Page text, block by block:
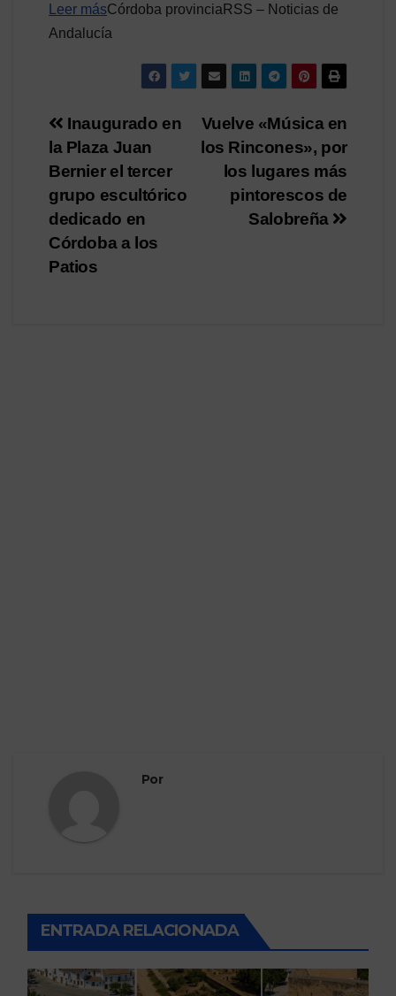
Leer másCórdoba provinciaRSS – Noticias de
Andalucía
Navegación
de
entradas
Vuelve «Música en
los Rincones», por
los lugares más
pintorescos de
Salobreña
Inaugurado en
la Plaza Juan
Bernier el tercer
grupo escultórico
dedicado en
Córdoba a los
Patios
Por
ENTRADA RELACIONADA